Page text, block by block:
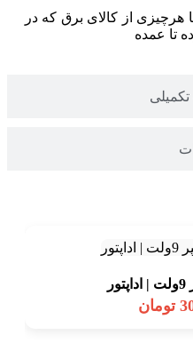
هرچیزی از کالای برق که در
تا عمده
تومان